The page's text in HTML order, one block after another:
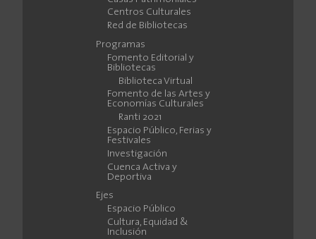
Centros Culturales
Red de Bibliotecas
Programas
Fomento Editorial y
Bibliotecas
Biblioteca Virtual
Fomento de las Artes y
Economías Culturales
Ranti 2021
Espacio Público, Ferias y
Festivales
Investigación
Cuenca Activa y
Deportiva
Ejes
Espacio Público
Cultura, Equidad &
Inclusión